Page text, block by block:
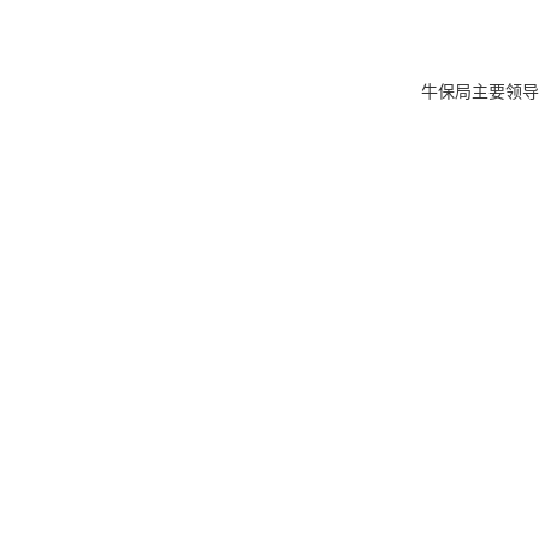
牛保局主要领